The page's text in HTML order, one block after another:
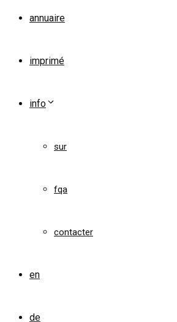
annuaire
imprimé
info
sur
fqa
contacter
en
de